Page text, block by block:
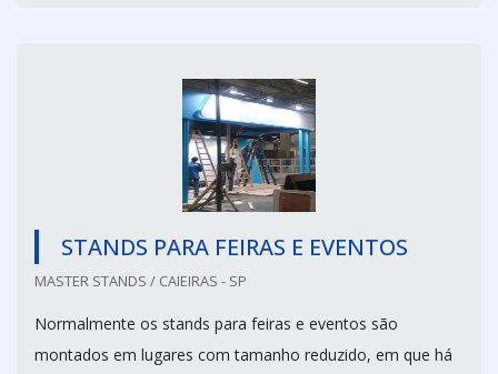
STANDS PARA FEIRAS E EVENTOS
MASTER STANDS / CAIEIRAS - SP
Normalmente os stands para feiras e eventos são
montados em lugares com tamanho reduzido, em que há